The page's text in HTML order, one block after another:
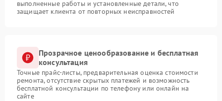
выполненные работы и установленные детали, что
защищает клиента от повторных неисправностей
Прозрачное ценообразование и бесплатная
консультация
Точные прайс-листы, предварительная оценка стоимости
ремонта, отсутствие скрытых платежей и возможность
бесплатной консультации по телефону или онлайн на
сайте